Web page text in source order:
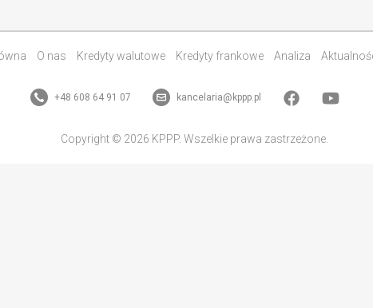
O nas Kredyty walutowe Kredyty frankowe Analiza
+48 608 64 91 07 kancelaria@kppp.pl
Copyright © 2026 KPPP. Wszelkie prawa zastrzeżone.